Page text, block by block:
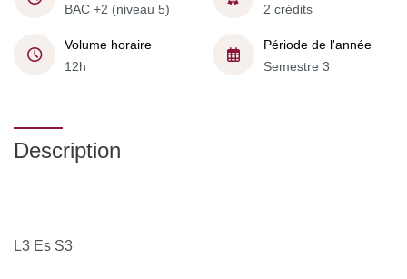
BAC +2 (niveau 5)
2 crédits
Volume horaire
12h
Période de l'année
Semestre 3
Description
L3 Es S3